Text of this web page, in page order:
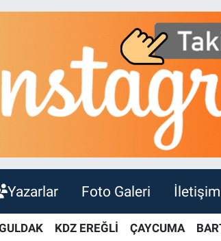
Yazarlar Foto Galeri İletişim
KDZ EREĞLİ ÇAYCUMA